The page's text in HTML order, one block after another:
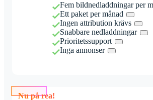
Fem bildnedladdningar per
Ett paket per månad
Ingen attribution krävs
Snabbare nedladdningar
Prioritetssupport
Inga annonser
Nu på rea!